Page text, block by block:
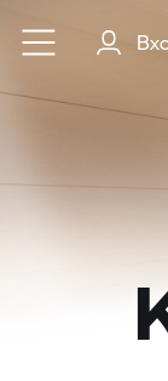
Към основното